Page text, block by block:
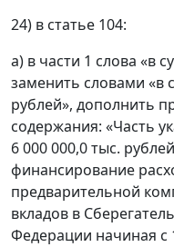
24) в статье 104:
а) в части 1 слова «в
заменить словами «в
рублей», дополнить
содержания: «Часть
6 000 000,0 тыс.
финансирование
предварительной
вкладов в
Федерации начиная с